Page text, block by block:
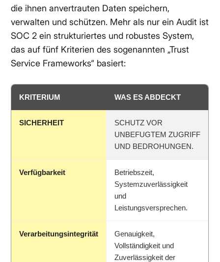
die ihnen anvertrauten Daten speichern,
verwalten und schützen. Mehr als nur ein Audit ist
SOC 2 ein strukturiertes und robustes System,
das auf fünf Kriterien des sogenannten „Trust
Service Frameworks“ basiert:
KRITERIUM WAS ES ABDECKT
SICHERHEIT
SCHUTZ VOR
UNBEFUGTEM ZUGRIFF
UND BEDROHUNGEN.
Verfügbarkeit
Betriebszeit,
Systemzuverlässigkeit
und
Leistungsversprechen.
Verarbeitungsintegrität
Genauigkeit,
Vollständigkeit und
Zuverlässigkeit der